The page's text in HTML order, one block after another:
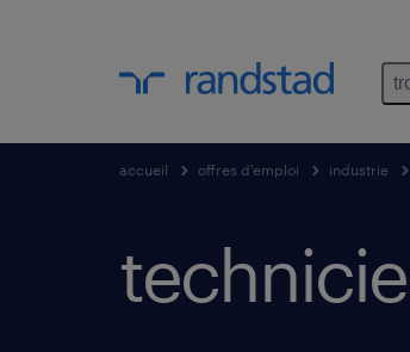
accueil offres d'emploi industrie